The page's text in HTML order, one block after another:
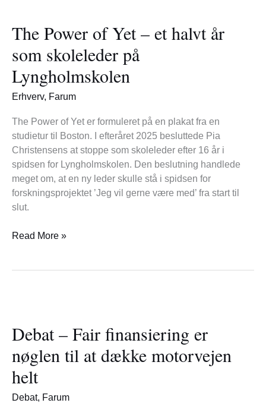
The Power of Yet – et halvt år
som skoleleder på
Lyngholmskolen
Erhverv, Farum
The Power of Yet er formuleret på en plakat fra en
studietur til Boston. I efteråret 2025 besluttede Pia
Christensens at stoppe som skoleleder efter 16 år i
spidsen for Lyngholmskolen. Den beslutning handlede
meget om, at en ny leder skulle stå i spidsen for
forskningsprojektet ’Jeg vil gerne være med’ fra start til
slut.
of
Yet
–
et
halvt
år
skoleleder
på
Lyngholmskolen
Read More »
Debat – Fair finansiering er
nøglen til at dække motorvejen
helt
Debat, Farum
Fair
finansiering
er
nøglen
til
at